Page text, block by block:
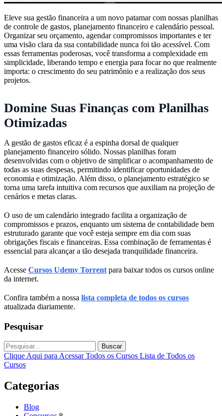
Eleve sua gestão financeira a um novo patamar com nossas planilhas
de controle de gastos, planejamento financeiro e calendário pessoal.
Organizar seu orçamento, agendar compromissos importantes e ter
uma visão clara da sua contabilidade nunca foi tão acessível. Com
essas ferramentas poderosas, você transforma a complexidade em
simplicidade, liberando tempo e energia para focar no que realmente
importa: o crescimento do seu patrimônio e a realização dos seus
projetos.
Domine Suas Finanças com Planilhas
Otimizadas
A gestão de gastos eficaz é a espinha dorsal de qualquer
planejamento financeiro sólido. Nossas planilhas foram
desenvolvidas com o objetivo de simplificar o acompanhamento de
todas as suas despesas, permitindo identificar oportunidades de
economia e otimização. Além disso, o planejamento estratégico se
torna uma tarefa intuitiva com recursos que auxiliam na projeção de
cenários e metas claras.
O uso de um calendário integrado facilita a organização de
compromissos e prazos, enquanto um sistema de contabilidade bem
estruturado garante que você esteja sempre em dia com suas
obrigações fiscais e financeiras. Essa combinação de ferramentas é
essencial para alcançar a tão desejada tranquilidade financeira.
Acesse Cursos Udemy Torrent para baixar todos os cursos online
da internet.
Confira também a nossa lista completa de todos os cursos
atualizada diariamente.
Pesquisar
Buscar
Clique Aqui para Acessar Todos os Cursos Lista de Todos os
Cursos
Categorias
Blog